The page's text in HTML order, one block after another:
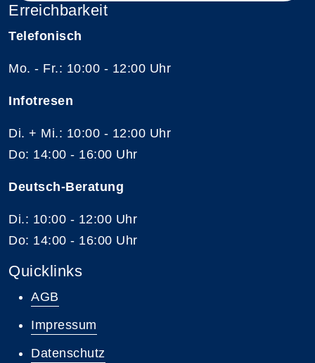
Erreichbarkeit
Telefonisch
Mo. - Fr.: 10:00 - 12:00 Uhr
Infotresen
Di. + Mi.: 10:00 - 12:00 Uhr
Do: 14:00 - 16:00 Uhr
Deutsch-Beratung
Di.: 10:00 - 12:00 Uhr
Do: 14:00 - 16:00 Uhr
Quicklinks
AGB
Impressum
Datenschutz